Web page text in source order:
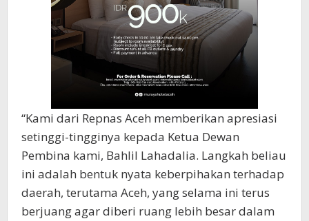
“Kami dari Repnas Aceh memberikan apresiasi
setinggi-tingginya kepada Ketua Dewan
Pembina kami, Bahlil Lahadalia. Langkah beliau
ini adalah bentuk nyata keberpihakan terhadap
daerah, terutama Aceh, yang selama ini terus
berjuang agar diberi ruang lebih besar dalam